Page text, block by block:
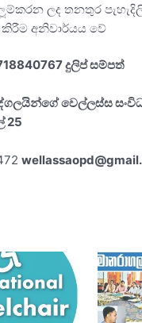
ලද තනතුර
අනිවාර්යය වේ
දුලිප් සම්පත්
වෙල්ලස්ස
25